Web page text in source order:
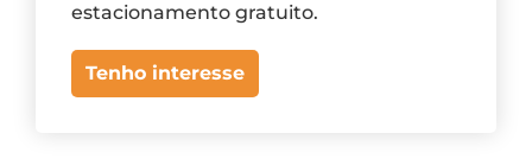
estacionamento gratuito.
Tenho interesse